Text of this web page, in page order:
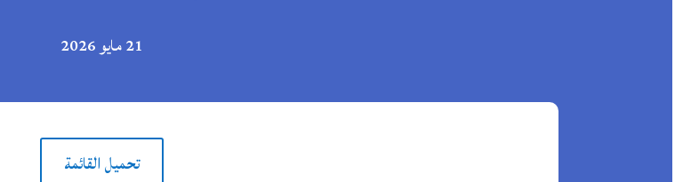
21 مايو 2026
تحميل القائمة